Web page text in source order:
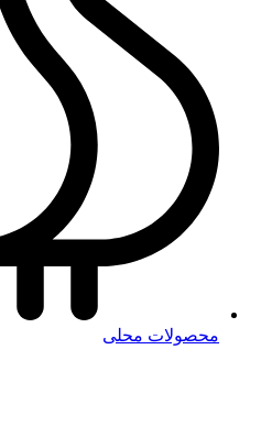
محصولات محلی